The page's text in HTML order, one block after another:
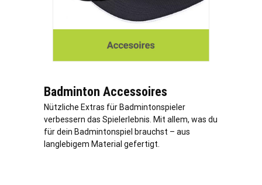
Badminton Accessoires
Nützliche Extras für Badmintonspieler
verbessern das Spielerlebnis. Mit allem, was du
für dein Badmintonspiel brauchst – aus
langlebigem Material gefertigt.